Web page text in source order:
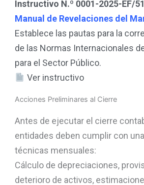
Instructivo N.º 0001-2025-EF/
Manual de Revelaciones del
Establece las pautas para la
de las Normas Internacionales
para el Sector Público.
Ver instructivo
Acciones Preliminares al Cierre
Antes de ejecutar el cierre
entidades deben cumplir con
técnicas mensuales:
Cálculo de depreciaciones,
deterioro de activos,